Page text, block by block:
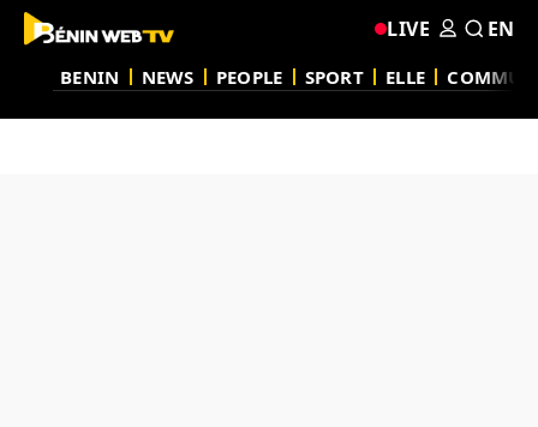
BENIN NEWS PEOPLE SPORT ELLE
LIVE EN